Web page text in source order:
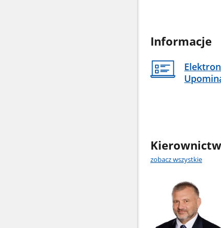
Informacje
zobacz wszystkie